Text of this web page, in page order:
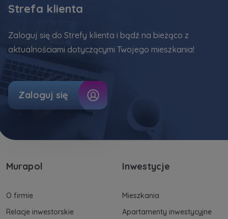
marketingowych, które wynikają z prawnie
Dane o aktywności na naszej stronie mogą być
także udostępniane
Twoje dane są współadministrowane przez
spółki z Grupy Kapitałowej Murapol
tym jak przetwarzamy dane, wykorzystujemy
Murapol
O firmie
Relacje inwestorskie
Inwestycje
Mieszkania
Apartamenty inwestycyjne
Strefa klienta
Zaloguj się do Strefy klienta i bądź na bieżąco z
aktualnościami dotyczącymi Twojego mieszkania!
Zaloguj się